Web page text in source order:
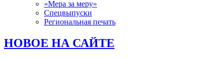
«Мера за меру»
Спецвыпуски
Региональная печать
НОВОЕ НА САЙТЕ